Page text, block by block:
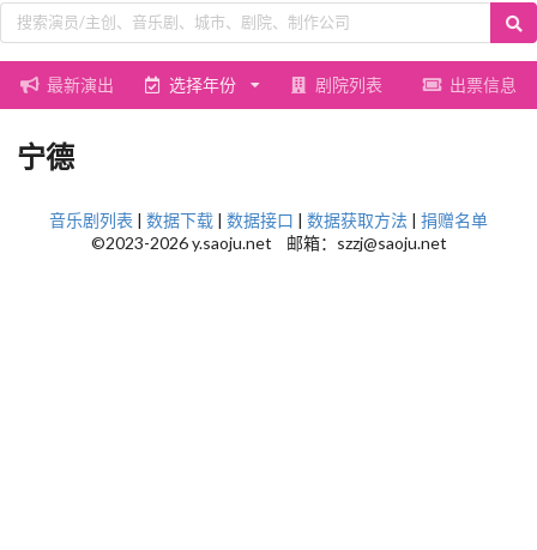
最新演出 选择年份 剧院列表 出票信息
宁德
音乐剧列表 | 数据下载 | 数据接口 | 数据获取方法 | 捐赠名单
©2023-2026 y.saoju.net 邮箱：szzj@saoju.net